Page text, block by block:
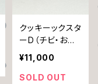
クッキーックスタ
ーD（チビ・お目
目／ヨコシマ）
¥11,000
SOLD OUT